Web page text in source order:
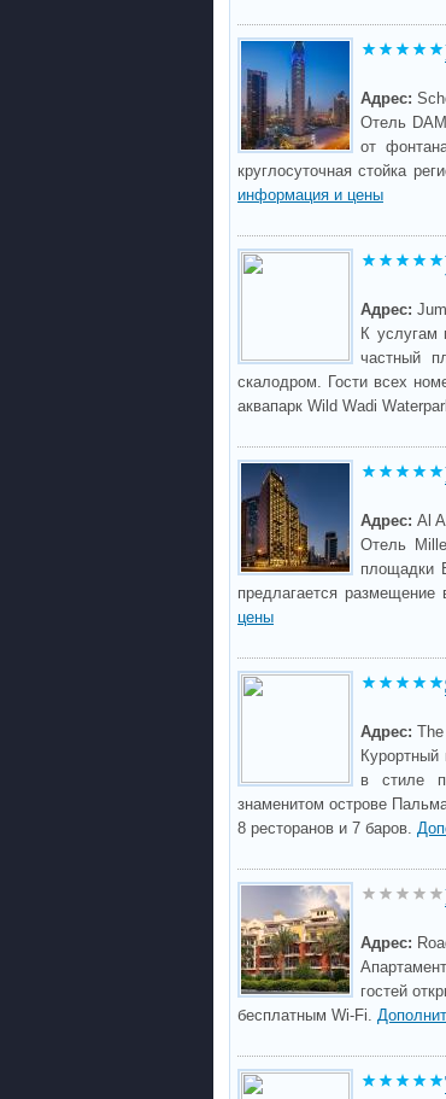
Адрес:
Отель
от
круглосуточная стойка
информация и цены
Адрес:
К услугам
частный
скалодром. Гости всех
аквапарк Wild Wadi
Адрес: Al
Отель
площадки
предлагается
цены
Адрес:
в стиле
знаменитом острове
8 ресторанов и 7 баров.
Адрес:
гостей
бесплатным Wi-Fi.